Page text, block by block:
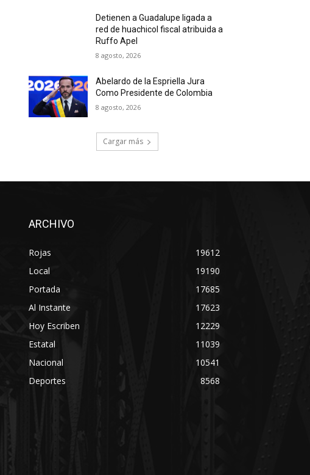
Detienen a Guadalupe ligada a
red de huachicol fiscal atribuida a
Ruffo Apel
8 agosto, 2026
Abelardo de la Espriella Jura
Como Presidente de Colombia
8 agosto, 2026
Cargar más
ARCHIVO
Rojas
19612
Local
19190
Portada
17685
Al Instante
17623
Hoy Escriben
12229
Estatal
11039
Nacional
10541
Deportes
8568